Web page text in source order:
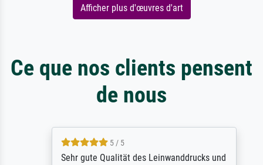
Afficher plus d'œuvres d'art
Ce que nos clients pensent
de nous
5 / 5
Sehr gute Qualität des Leinwanddrucks und